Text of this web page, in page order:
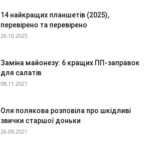
14 найкращих планшетів (2025),
перевірено та перевірено
26.10.2025
Заміна майонезу: 6 кращих ПП-заправок
для салатів
08.11.2021
Оля полякова розповіла про шкідливі
звички старшої доньки
26.09.2021